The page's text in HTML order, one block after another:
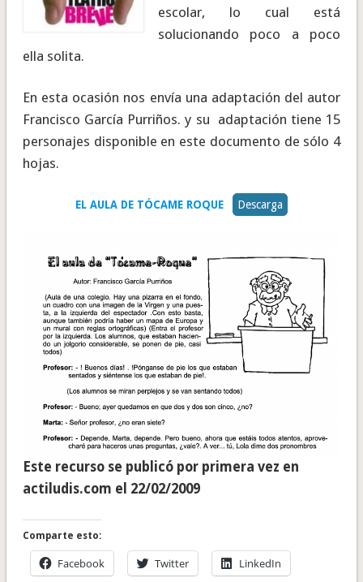
escolar, lo cual está
solucionando poco a poco
ella solita.
En esta ocasión nos envía una adaptación del autor
Francisco García Purriños. y su adaptación tiene 15
personajes disponible en este documento de sólo 4
hojas.
EL AULA DE TÓCAME ROQUE Descarga
Este recurso se publicó por primera vez en
actiludis.com el 22/02/2009
Comparte esto:
Facebook Twitter LinkedIn